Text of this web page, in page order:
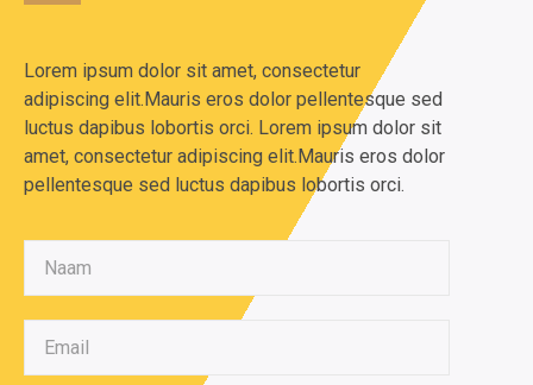
Lorem ipsum dolor sit amet, consectetur
adipiscing elit.Mauris eros dolor pellentesque sed
luctus dapibus lobortis orci. Lorem ipsum dolor sit
amet, consectetur adipiscing elit.Mauris eros dolor
pellentesque sed luctus dapibus lobortis orci.